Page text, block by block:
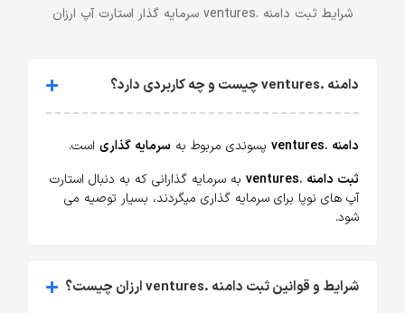
شرایط ثبت دامنه .ventures سرمایه گذار استارت آپ ارزان
دامنه .ventures چیست و چه کاربردی دارد؟
دامنه .ventures پسوندی مربوط به سرمایه گذاری است.
ثبت دامنه .ventures
به سرمایه گذارانی که به دنبال استارت
آپ های نوپا برای سرمایه گذاری میگردند، بسیار توصیه می
شود.
شرایط و قوانین ثبت دامنه .ventures ارزان چیست؟